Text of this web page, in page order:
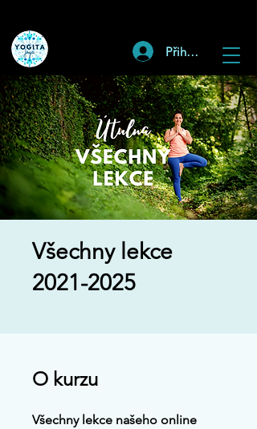
Přihlásit
Všechny lekce
2021-2025
O kurzu
Všechny lekce našeho online